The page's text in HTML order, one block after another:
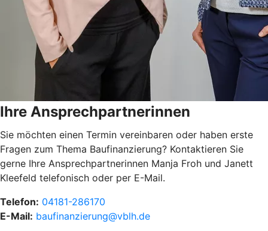
Ihre Ansprechpartnerinnen
Sie möchten einen Termin vereinbaren oder haben erste
Fragen zum Thema Baufinanzierung? Kontaktieren Sie
gerne Ihre Ansprechpartnerinnen Manja Froh und Janett
Kleefeld telefonisch oder per E-Mail.
Telefon: 04181-286170
E-Mail: baufinanzierung@vblh.de